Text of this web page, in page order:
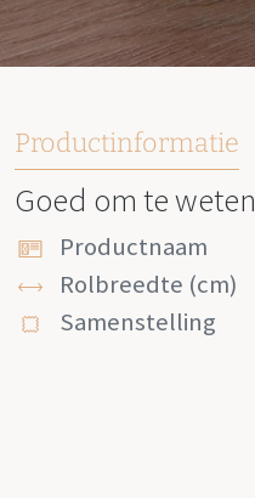
Productinformatie
Goed om te weten
Productnaam
Rolbreedte (cm)
Samenstelling